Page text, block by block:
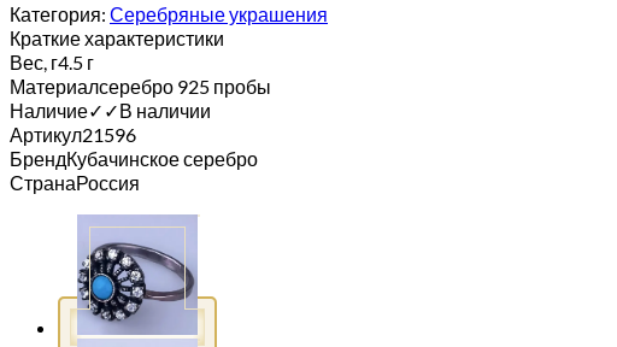
Категория: Серебряные украшения
Краткие характеристики
Вес, г4.5 г
Материалсеребро 925 пробы
Наличие✓ ✓В наличии
Артикул21596
БрендКубачинское серебро
СтранаРоссия